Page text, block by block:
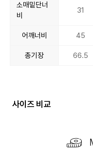
소매밑단너
비
31
어깨너비 45
총기장 66.5
사이즈 비교